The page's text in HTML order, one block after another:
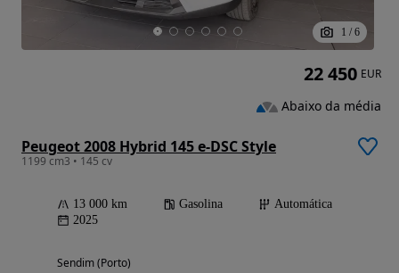
1 / 6
Peugeot 2008 Hybrid 145 e-DSC Style
1199 cm3 • 145 cv
13 000 km Gasolina
Automática
2025
Sendim (Porto)
22 450 EUR
Abaixo da média